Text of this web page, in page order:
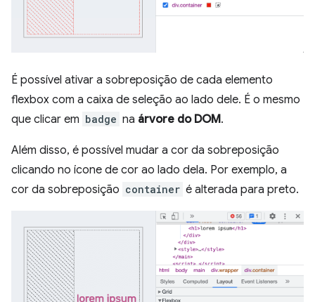
É possível ativar a sobreposição de cada elemento
flexbox com a caixa de seleção ao lado dele. É o mesmo
que clicar em badge na árvore do DOM.
Além disso, é possível mudar a cor da sobreposição
clicando no ícone de cor ao lado dela. Por exemplo, a
cor da sobreposição container é alterada para preto.